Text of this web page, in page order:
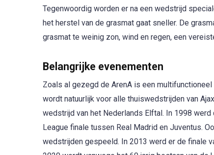
Tegenwoordig worden er na een wedstrijd
het herstel van de grasmat gaat sneller. De
grasmat te weinig zon, wind en regen, een
Belangrijke evenementen
Zoals al gezegd de ArenA is een
wordt natuurlijk voor alle thuiswedstrijden van
wedstrijd van het Nederlands Elftal. In 1998
League finale tussen Real Madrid en Juventus.
wedstrijden gespeeld. In 2013 werd er de finale